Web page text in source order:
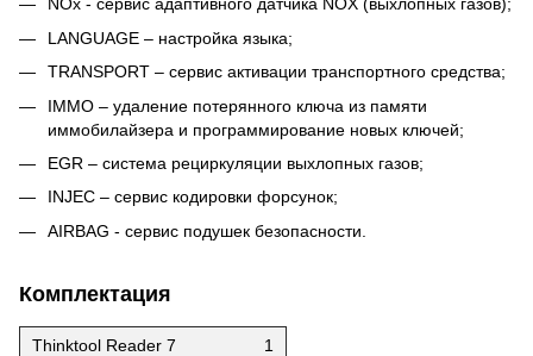
NOx - сервис адаптивного датчика NOX (выхлопных газов);
LANGUAGE – настройка языка;
TRANSPORT – сервис активации транспортного средства;
IMMO – удаление потерянного ключа из памяти
иммобилайзера и программирование новых ключей;
EGR – система рециркуляции выхлопных газов;
INJEC – сервис кодировки форсунок;
AIRBAG - сервис подушек безопасности.
Комплектация
Thinktool Reader 7
1